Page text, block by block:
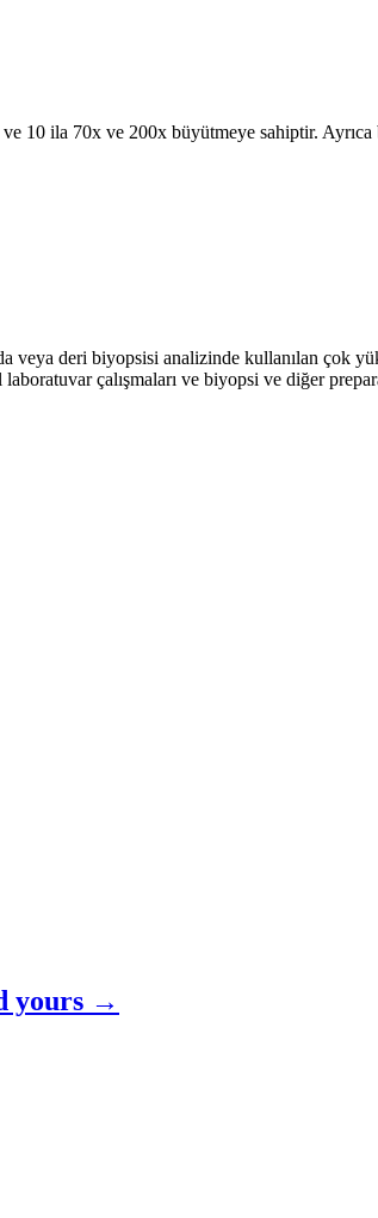
10 ila 70x ve 200x büyütmeye sahiptir.
deri biyopsisi analizinde kullanılan çok
çalışmaları ve biyopsi ve diğer
yours →